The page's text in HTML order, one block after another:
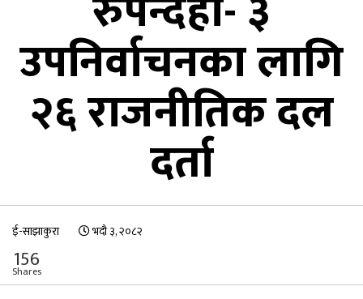
उपनिर्वाचनका लागि
२६ राजनीतिक दल
दर्ता
ई-साझाकुरा भदौ ३, २०८२
156
Shares